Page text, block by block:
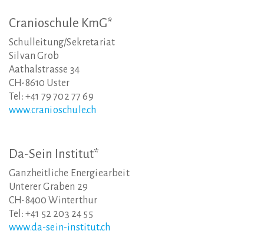
Cranioschule KmG*
Schulleitung/Sekretariat
Silvan Grob
Aathalstrasse 34
CH-8610 Uster
Tel: +41 79 702 77 69
www.cranioschule.ch
Da-Sein Institut*
Ganzheitliche Energiearbeit
Unterer Graben 29
CH-8400 Winterthur
Tel: +41 52 203 24 55
www.da-sein-institut.ch